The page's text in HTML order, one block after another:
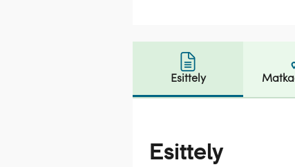
Esittely
Esittely